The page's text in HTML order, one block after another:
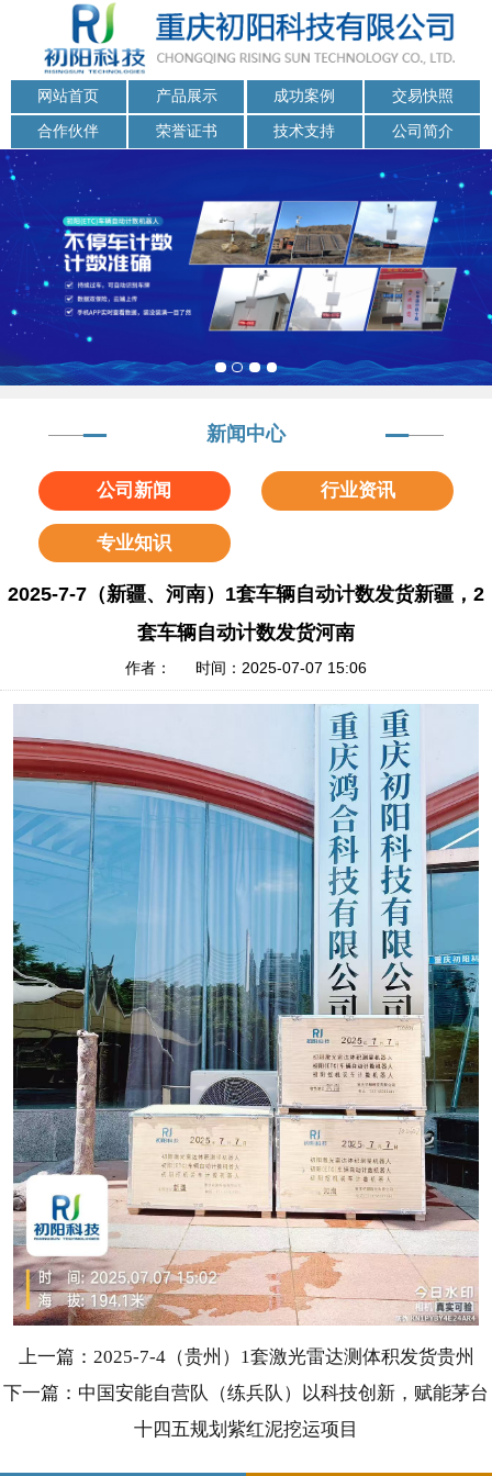
网站首页 产品展示 成功案例 交易快照
合作伙伴 荣誉证书 技术支持 公司简介
新闻中心
公司新闻 行业资讯
专业知识
2025-7-7（新疆、河南）1套车辆自动计数发货新疆，2
套车辆自动计数发货河南
作者： 时间：2025-07-07 15:06
上一篇：2025-7-4（贵州）1套激光雷达测体积发货贵州
下一篇：中国安能自营队（练兵队）以科技创新，赋能茅台
十四五规划紫红泥挖运项目